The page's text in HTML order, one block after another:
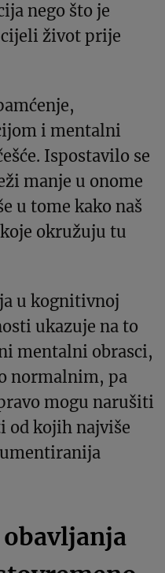
nego što je
život prije
i mentalni
Ispostavilo se
manje u onome
u tome kako naš
okružuju tu
u kognitivnoj
ukazuje na to
mentalni obrasci,
normalnim, pa
mogu narušiti
od kojih najviše